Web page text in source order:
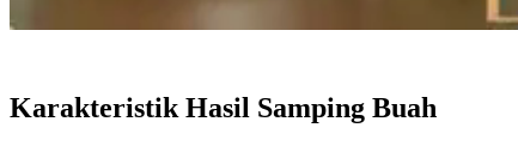
Karakteristik Hasil Samping Buah